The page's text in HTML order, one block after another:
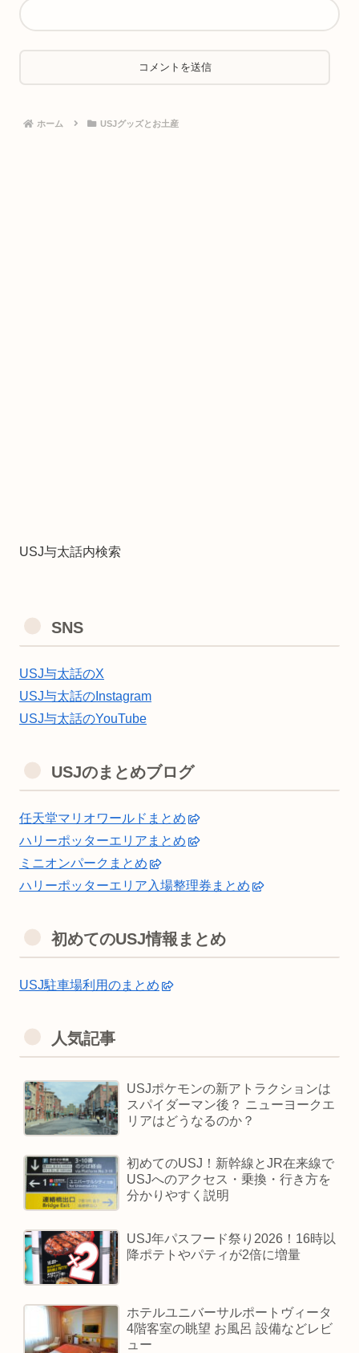
ホーム USJグッズとお土産
USJ与太話内検索
SNS
USJ与太話のX
USJ与太話のInstagram
USJ与太話のYouTube
USJのまとめブログ
任天堂マリオワールドまとめ
ハリーポッターエリアまとめ
ミニオンパークまとめ
ハリーポッターエリア入場整理券まとめ
初めてのUSJ情報まとめ
USJ駐車場利用のまとめ
人気記事
USJポケモンの新アトラクションは
スパイダーマン後？ ニューヨークエ
リアはどうなるのか？
初めてのUSJ！新幹線とJR在来線で
USJへのアクセス・乗換・行き方を
分かりやすく説明
USJ年パスフード祭り2026！16時以
降ポテトやパティが2倍に増量
ホテルユニバーサルポートヴィータ
4階客室の眺望 お風呂 設備などレビ
ュー